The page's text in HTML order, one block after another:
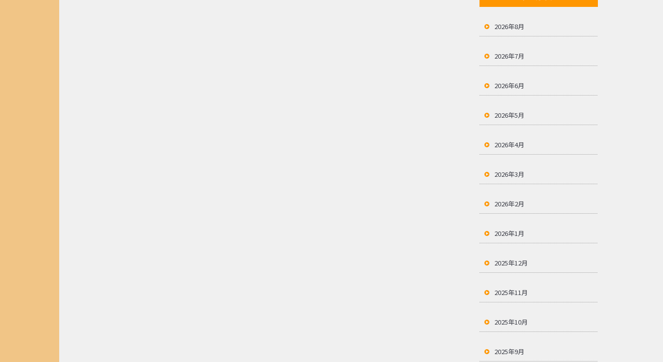
2026年8月
2026年7月
2026年6月
2026年5月
2026年4月
2026年3月
2026年2月
2026年1月
2025年12月
2025年11月
2025年10月
2025年9月